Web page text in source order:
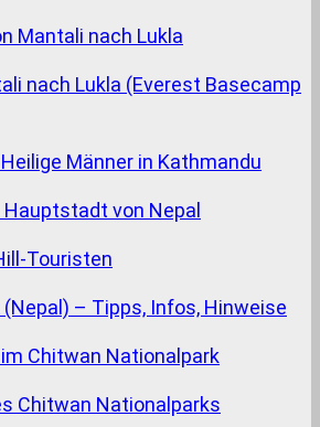
nach Lukla (Everest Basecamp
von Nepal
(Nepal) – Tipps, Infos, Hinweise
Chitwan Nationalparks